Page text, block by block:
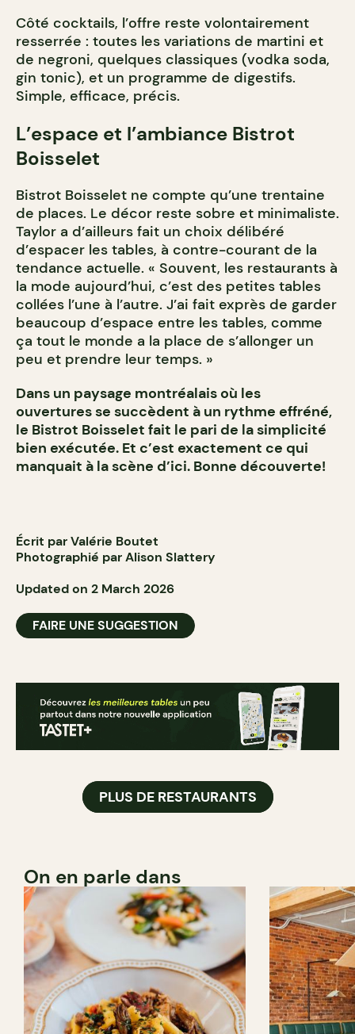
Côté cocktails, l’offre reste volontairement
resserrée : toutes les variations de martini et
de negroni, quelques classiques (vodka soda,
gin tonic), et un programme de digestifs.
Simple, efficace, précis.
L’espace et l’ambiance Bistrot
Boisselet
Bistrot Boisselet ne compte qu’une trentaine
de places. Le décor reste sobre et minimaliste.
Taylor a d’ailleurs fait un choix délibéré
d’espacer les tables, à contre-courant de la
tendance actuelle. « Souvent, les restaurants à
la mode aujourd’hui, c’est des petites tables
collées l’une à l’autre. J’ai fait exprès de garder
beaucoup d’espace entre les tables, comme
ça tout le monde a la place de s’allonger un
peu et prendre leur temps. »
Dans un paysage montréalais où les
ouvertures se succèdent à un rythme effréné,
le Bistrot Boisselet fait le pari de la simplicité
bien exécutée. Et c’est exactement ce qui
manquait à la scène d’ici. Bonne découverte!
Écrit par Valérie Boutet
Photographié par Alison Slattery
Updated on 2 March 2026
FAIRE UNE SUGGESTION
PLUS DE RESTAURANTS
On en parle dans